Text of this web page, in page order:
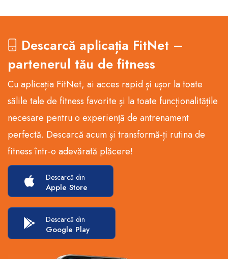
Descarcă aplicația FitNet –
partenerul tău de fitness
Cu aplicația FitNet, ai acces rapid și ușor la toate
sălile tale de fitness favorite și la toate funcționalitățile
necesare pentru o experiență de antrenament
perfectă. Descarcă acum și transformă-ți rutina de
fitness într-o adevărată plăcere!
Descarcă din
Apple Store
Descarcă din
Google Play